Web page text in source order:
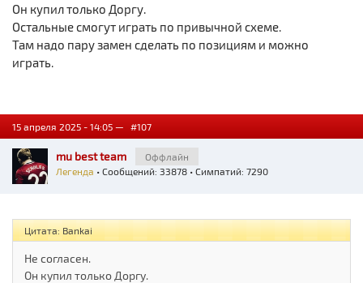
Он купил только Доргу.
Остальные смогут играть по привычной схеме.
Там надо пару замен сделать по позициям и можно
играть.
15 апреля 2025 - 14:05 — #107
mu best team
Оффлайн
Легенда • Сообщений: 33878 • Симпатий: 7290
Цитата: Bankai
Не согласен.
Он купил только Доргу.